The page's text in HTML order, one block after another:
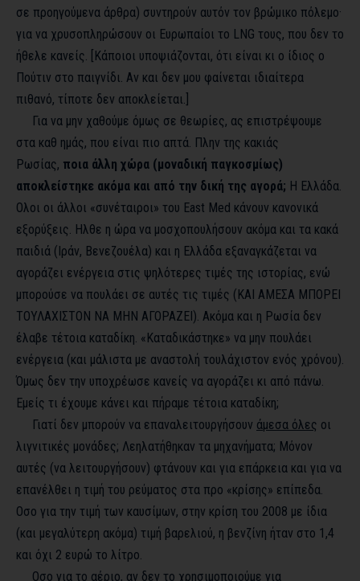
σε προηγούμενα άρθρα) συντηρούν αυτόν τον βρώμικο πόλεμο·
για να χρυσοπληρώσουν οι Ευρωπαίοι το LNG τους, που δεν το
ήθελε κανείς. [Κάποιοι υποψιάζονται, ότι είναι κι ο ίδιος ο
Πούτιν στο παιγνίδι. Αν και δεν μου φαίνεται ιδιαίτερα
πιθανό, τίποτε δεν αποκλείεται.]
Για να μην χαθούμε όμως σε θεωρίες, ας επιστρέψουμε
στα καθ ημάς, που είναι πιο απτά. Πλην της κακιάς
Ρωσίας, ποια άλλη χώρα (μοναδική παγκοσμίως)
αποκλείστηκε ακόμα και από την δική της αγορά; Η Ελλάδα.
Ολοι οι άλλοι «συνέταιροι» του East Med κάνουν κανονικά
εξορύξεις. Ηλθε η ώρα να μοσχοπουλήσουν ακόμα και τα κακά
παιδιά (Ιράν, Βενεζουέλα) και η Ελλάδα εξαναγκάζεται να
αγοράζει ενέργεια στις ψηλότερες τιμές της ιστορίας, ενώ
μπορούσε να πουλάει σε αυτές τις τιμές (ΚΑΙ ΑΜΕΣΑ ΜΠΟΡΕΙ
ΤΟΥΛΑΧΙΣΤΟΝ ΝΑ ΜΗΝ ΑΓΟΡΑΖΕΙ). Ακόμα και η Ρωσία δεν
έλαβε τέτοια καταδίκη. «Καταδικάστηκε» να μην πουλάει
ενέργεια (και μάλιστα με αναστολή τουλάχιστον ενός χρόνου).
Όμως δεν την υποχρέωσε κανείς να αγοράζει κι από πάνω.
Εμείς τι έχουμε κάνει και πήραμε τέτοια καταδίκη;
Γιατί δεν μπορούν να επαναλειτουργήσουν άμεσα όλες οι
λιγνιτικές μονάδες; Λεηλατήθηκαν τα μηχανήματα; Μόνον
αυτές (να λειτουργήσουν) φτάνουν και για επάρκεια και για να
επανέλθει η τιμή του ρεύματος στα προ «κρίσης» επίπεδα.
Οσο για την τιμή των καυσίμων, στην κρίση του 2008 με ίδια
(και μεγαλύτερη ακόμα) τιμή βαρελιού, η βενζίνη ήταν στο 1,4
και όχι 2 ευρώ το λίτρο.
Οσο για το αέριο, αν δεν το χρησιμοποιούμε για